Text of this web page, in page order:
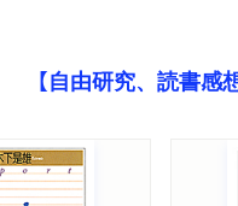
【自由研究、読書